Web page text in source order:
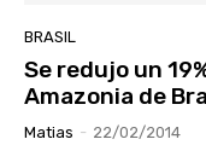
BRASIL
Se redujo un
Amazonia de
Matias - 22/02/2014